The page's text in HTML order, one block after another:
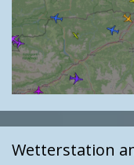
Wetterstation